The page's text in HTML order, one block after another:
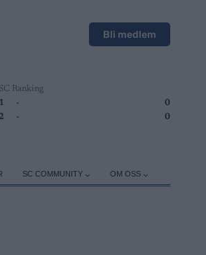
Bli medlem
SC Ranking
1
-
0
2
- 0
SC COMMUNITY OM OSS